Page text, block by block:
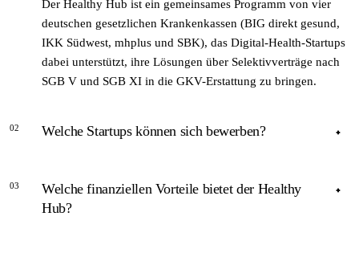
Der Healthy Hub ist ein gemeinsames Programm von vier
deutschen gesetzlichen Krankenkassen (BIG direkt gesund,
IKK Südwest, mhplus und SBK), das Digital-Health-Startups
dabei unterstützt, ihre Lösungen über Selektivverträge nach
SGB V und SGB XI in die GKV-Erstattung zu bringen.
02 Welche Startups können sich bewerben?
Bewerben können sich Startups und Unternehmen mit
marktfähigen digitalen oder hybriden Versorgungslösungen.
03
Welche finanziellen Vorteile bietet der Healthy
Hub?